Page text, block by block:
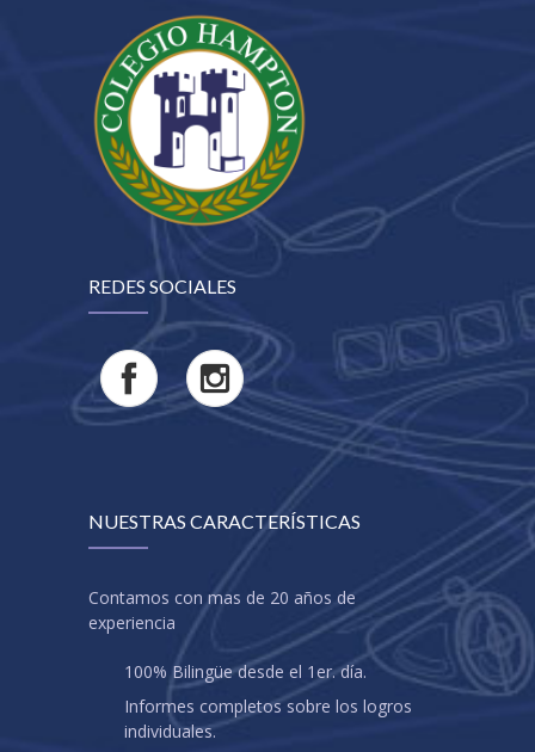
REDES SOCIALES
NUESTRAS CARACTERÍSTICAS
Contamos con mas de 20 años de
experiencia
100% Bilingüe desde el 1er. día.
Informes completos sobre los logros
individuales.